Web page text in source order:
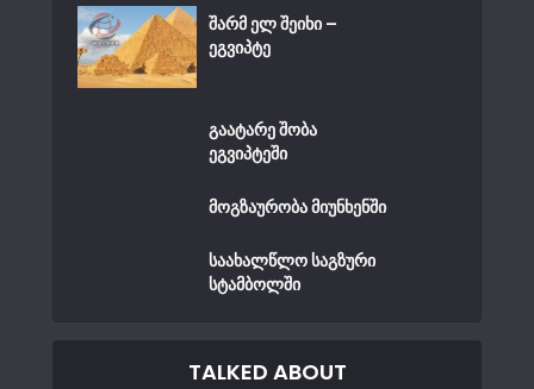
შარმ ელ შეიხი –
ეგვიპტე
გაატარე შობა
ეგვიპტეში
მოგზაურობა მიუნხენში
საახალწლო საგზური
სტამბოლში
TALKED ABOUT